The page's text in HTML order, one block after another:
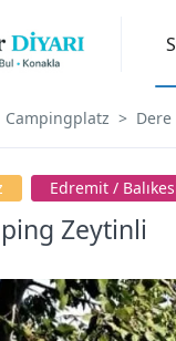
Campingplatz
Edremit /
Zeytinli